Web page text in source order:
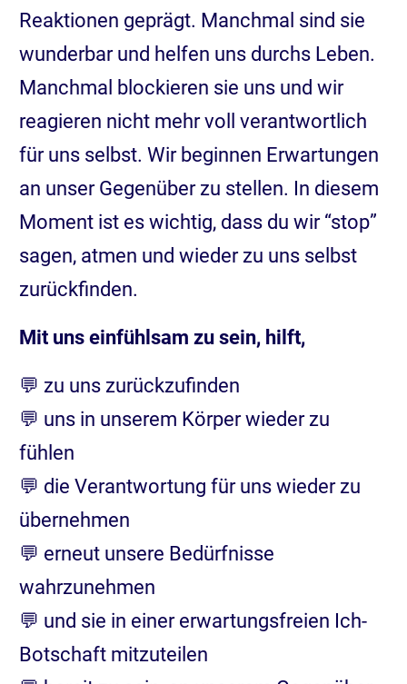
Reaktionen geprägt. Manchmal sind sie
wunderbar und helfen uns durchs Leben.
Manchmal blockieren sie uns und wir
reagieren nicht mehr voll verantwortlich
für uns selbst. Wir beginnen Erwartungen
an unser Gegenüber zu stellen. In diesem
Moment ist es wichtig, dass du wir “stop”
sagen, atmen und wieder zu uns selbst
zurückfinden.
Mit uns einfühlsam zu sein, hilft,
💬 zu uns zurückzufinden
💬 uns in unserem Körper wieder zu
fühlen
💬 die Verantwortung für uns wieder zu
übernehmen
💬 erneut unsere Bedürfnisse
wahrzunehmen
💬 und sie in einer erwartungsfreien Ich-
Botschaft mitzuteilen